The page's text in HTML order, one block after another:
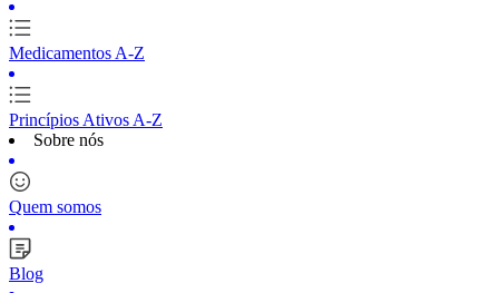
Medicamentos A-Z
Princípios Ativos A-Z
Sobre nós
Quem somos
Blog